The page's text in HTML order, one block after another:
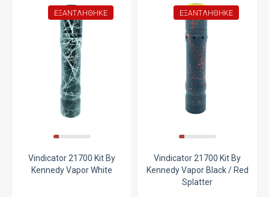
ΕΞΑΝΤΛΉΘΗΚΕ
Vindicator 21700 Kit By
Kennedy Vapor White
ΕΞΑΝΤΛΉΘΗΚΕ
Vindicator 21700 Kit By
Kennedy Vapor Black / Red
Splatter